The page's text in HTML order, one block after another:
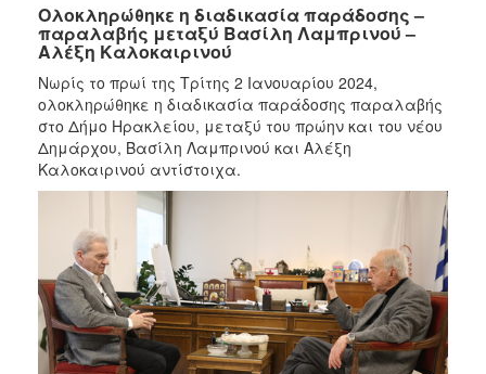
2022
2021
2020
2019
2018
2017
2016
2015
2013
2012
2011
Ολοκληρώθηκε η διαδικασία παράδοσης –
παραλαβής μεταξύ Βασίλη Λαμπρινού –
Αλέξη Καλοκαιρινού
Νωρίς το πρωί της Τρίτης 2 Ιανουαρίου 2024,
ολοκληρώθηκε η διαδικασία παράδοσης παραλαβής
στο Δήμο Ηρακλείου, μεταξύ του πρώην και του νέου
Δημάρχου, Βασίλη Λαμπρινού και Αλέξη
Καλοκαιρινού αντίστοιχα.